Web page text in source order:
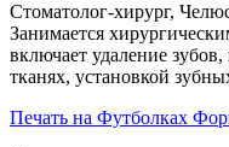
Стоматолог-хирург,
Занимается
включает удаление
тканях, установкой
Печать на Футболках